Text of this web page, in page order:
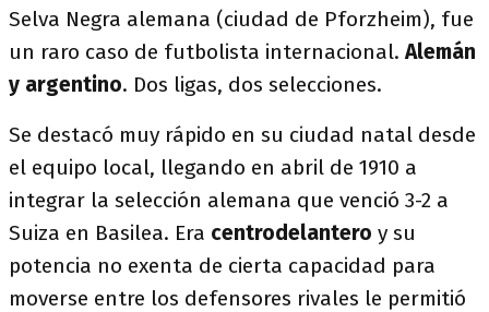
Selva Negra alemana (ciudad de Pforzheim), fue
un raro caso de futbolista internacional.Alemán
y argentino. Dos ligas, dos selecciones.
Se destacó muy rápido en su ciudad natal desde
el equipo local, llegando en abril de 1910 a
integrar la selección alemana que venció 3-2 a
Suiza en Basilea. Era centrodelantero y su
potencia no exenta de cierta capacidad para
moverse entre los defensores rivales le permitió